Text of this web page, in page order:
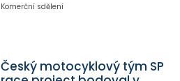
Komerční sdělení
Český motocyklový tým SP